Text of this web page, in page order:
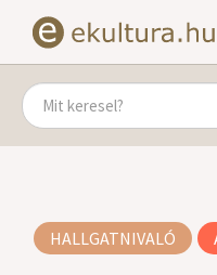
HALLGATNIVALÓ